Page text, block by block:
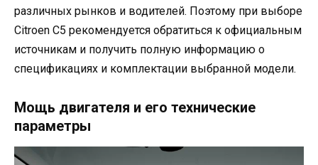
различных рынков и водителей. Поэтому при выборе
Citroen C5 рекомендуется обратиться к официальным
источникам и получить полную информацию о
спецификациях и комплектации выбранной модели.
Мощь двигателя и его технические
параметры